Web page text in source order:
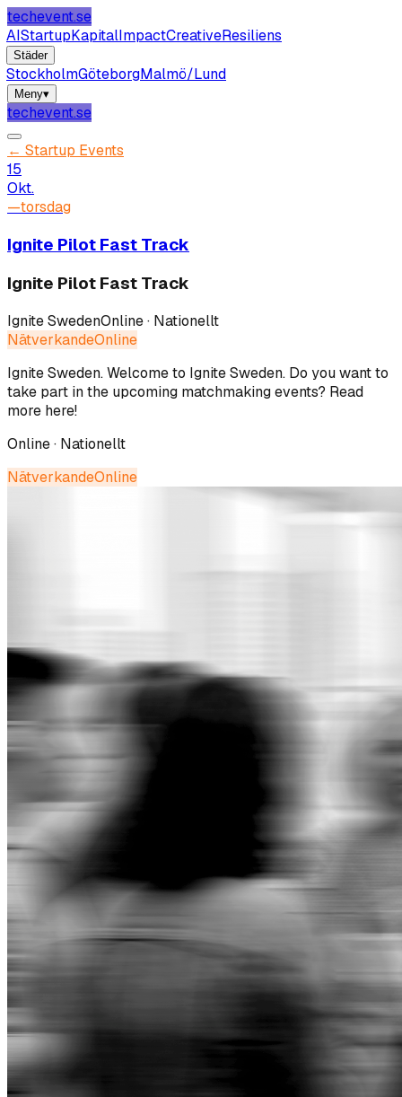
techevent.se
AIStartupKapitalImpactCreativeResiliens
Städer
StockholmGöteborgMalmö/Lund
Meny▾
techevent.se
← Startup Events
15
Okt.
—torsdag
Ignite Pilot Fast Track
Ignite Pilot Fast Track
Ignite SwedenOnline · Nationellt
NätverkandeOnline
Ignite Sweden.Welcome to Ignite Sweden. Do you want to
take part in the upcoming matchmaking events? Read
more here!
Online · Nationellt
NätverkandeOnline